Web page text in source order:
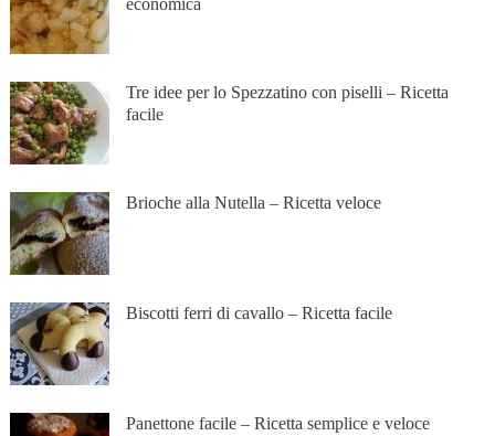
Tre idee per lo Spezzatino con piselli – Ricetta
facile
Brioche alla Nutella – Ricetta veloce
Biscotti ferri di cavallo – Ricetta facile
Panettone facile – Ricetta semplice e veloce